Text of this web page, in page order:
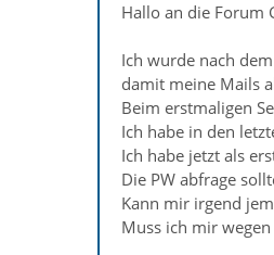
Hallo an die Forum
Ich wurde nach
damit meine Mails
Beim erstmaligen
Ich habe in den
Ich habe jetzt als
Die PW abfrage
Kann mir irgend
Muss ich mir